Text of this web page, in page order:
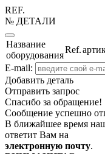
REF.
№ ДЕТАЛИ
Название
оборудования
Ref.
E-mail:
Добавить деталь
Отправить запрос
Спасибо за обращение!
Сообщение успешно
В ближайшее время
ответит Вам на
электронную почту.